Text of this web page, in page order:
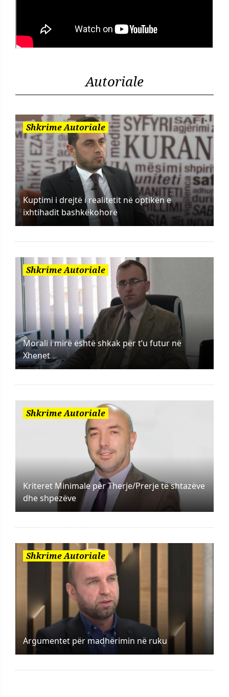
Autoriale
Shkrime Autoriale
Kuptimi i drejtë i realitetit në optikën e
ixhtihadit bashkëkohorë
Shkrime Autoriale
Morali i mirë është shkak për t’u futur në
Xhenet
Shkrime Autoriale
Kriteret Minimale për Therje/Prerje të shtazëve
dhe shpezëve
Shkrime Autoriale
Argumentet për madhërimin në ruku